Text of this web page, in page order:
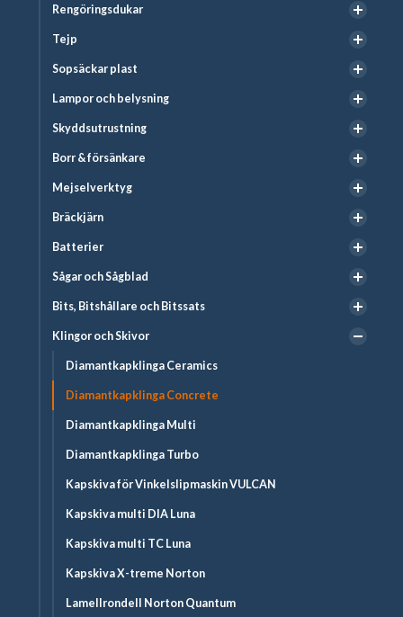
Rengöringsdukar
Tejp
Sopsäckar plast
Lampor och belysning
Skyddsutrustning
Borr & försänkare
Mejselverktyg
Bräckjärn
Batterier
Sågar och Sågblad
Bits, Bitshållare och Bitssats
Klingor och Skivor
Diamantkapklinga Ceramics
Diamantkapklinga Concrete
Diamantkapklinga Multi
Diamantkapklinga Turbo
Kapskiva för Vinkelslipmaskin VULCAN
Kapskiva multi DIA Luna
Kapskiva multi TC Luna
Kapskiva X-treme Norton
Lamellrondell Norton Quantum